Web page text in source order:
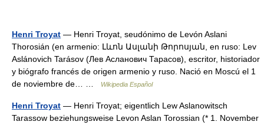
Henri Troyat — Henri Troyat, seudónimo de Levón Aslani
Thorosián (en armenio: Լևոն Ասլանի Թորոսյան, en ruso: Lev
Aslánovich Tarásov (Лев Асланович Тарасов), escritor, historiador
y biógrafo francés de origen armenio y ruso. Nació en Moscú el 1
de noviembre de… …
Wikipedia Español
Henri Troyat — Henri Troyat; eigentlich Lew Aslanowitsch
Tarassow beziehungsweise Levon Aslan Torossian (* 1. November